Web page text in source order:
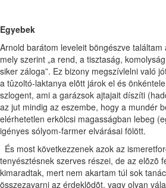
Egyebek
Arnold barátom leveleit böngészve
mely szerint „a rend, a tisztaság,
siker záloga”. Ez bizony megszívlelni való
a tûzoltó-laktanya elõtt járok el és
szlogent, ami a garázsok ajtajait díszíti
az jut mindig az eszembe, hogy a mundér
elérhetetlen erkölcsi magasságban lebeg
igényes sólyom-farmer elvárásai fölött.
És most következzenek azok az
tenyésztésnek szerves részei, de az elõzõ
kimaradtak, mert nem akartam túl sok
összezavarni az érdeklõdõt, vagy olyan